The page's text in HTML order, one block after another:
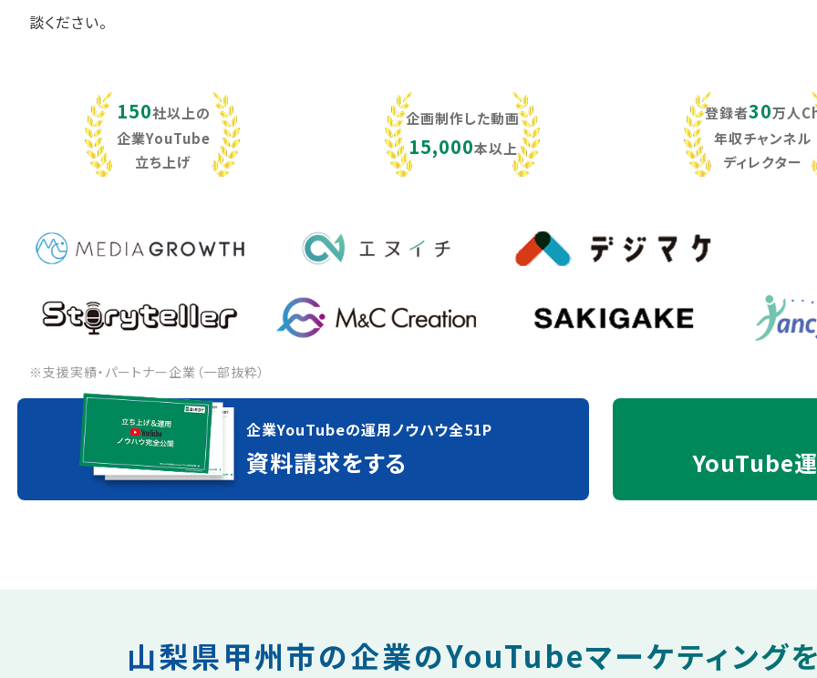
談ください。
150社以上の
企業YouTube
立ち上げ
企画制作した動画
15,000本以上
登録者30万人
年収チャンネル
ディレクター
※支援実績・パートナー企業（一部抜粋）
企業YouTubeの運用ノウハウ全51P
資料請求をする YouTube
山梨県甲州市の企業のYouTubeマーケティング